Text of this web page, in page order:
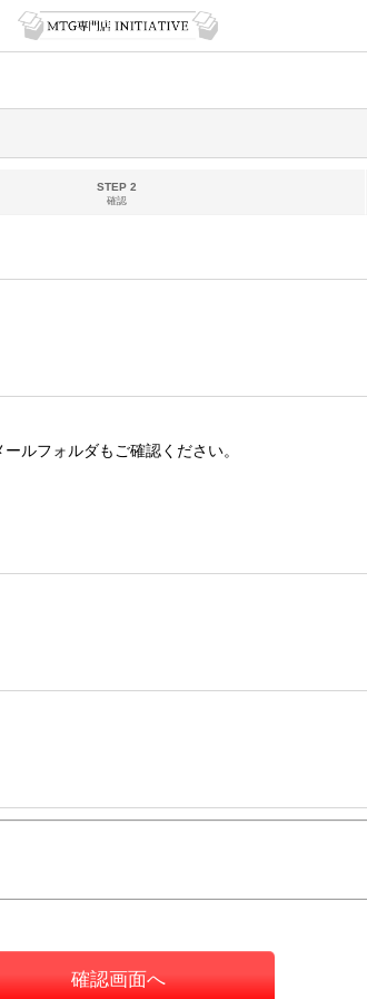
STEP 2
確認
ルフォルダもご確認ください。
確認画面へ